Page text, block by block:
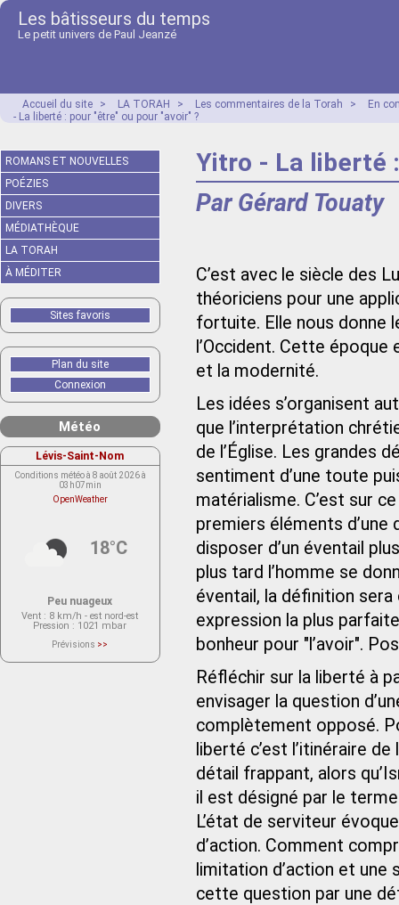
Les bâtisseurs du temps
Le petit univers de Paul Jeanzé
Accueil du site > LA TORAH > Les commentaires de la Torah >
En
- La liberté : pour "être" ou pour "avoir" ?
Yitro - La liberté
Par Gérard Touaty
C’est avec le siècle des
théoriciens pour une
fortuite. Elle nous donne
l’Occident. Cette
et la modernité.
Les idées s’organisent
que l’interprétation
de l’Église. Les grandes
sentiment d’une toute
matérialisme. C’est sur
premiers éléments d’une
disposer d’un éventail
plus tard l’homme se
éventail, la définition
expression la plus
bonheur pour "l’avoir".
Réfléchir sur la liberté à
envisager la question
complètement opposé.
liberté c’est l’itinéraire
détail frappant, alors
il est désigné par le
L’état de serviteur
d’action. Comment
limitation d’action et
cette question par une
ROMANS ET NOUVELLES
POÉZIES
DIVERS
MÉDIATHÈQUE
LA TORAH
À MÉDITER
Sites favoris
Plan du site
Connexion
Météo
Lévis-Saint-Nom
Conditions météo à 8 août 2026 à
03h07min
OpenWeather
18°C
Peu nuageux
Vent : 8 km/h - est nord-est
Pression : 1021 mbar
Prévisions >>
actuellement aucune prévision